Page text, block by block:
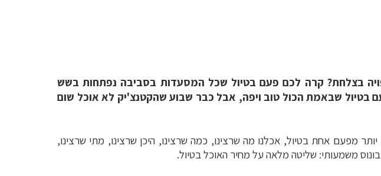
בצלחת? קרה לכם פעם בטיול שכל המסעדות בסביבה נפתחות בשש
בטיול שבאמת הכול טוב ויפה, אבל כבר שבוע שהקטנצ'יק לא אוכל שום
מפעם אחת בטיול, אכלנו מה שרצינו, כמה שרצינו, היכן שרצינו, מתי שרצינו,
משמעותי: שליטה מלאה על מחיר האוכל בטיול.